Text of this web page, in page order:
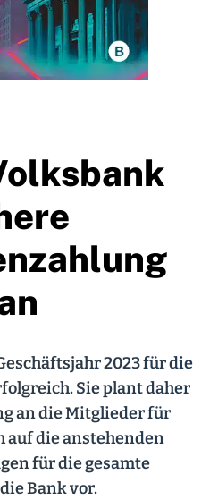
2023 für die
Sie plant daher
an die Mitglieder für
auf die anstehenden
für die gesamte
Bank vor.